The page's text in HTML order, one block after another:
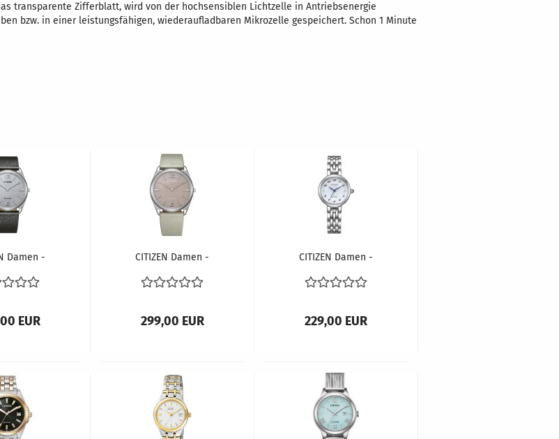
transparente Zifferblatt, wird von der hochsensiblen Lichtzelle in Antriebsenergie
bzw. in einer leistungsfähigen, wiederaufladbaren Mikrozelle gespeichert. Schon 1 Minute
Damen -
16A
EUR
CITIZEN Damen -
DRIVE AR3120-41X
299,00 EUR
CITIZEN Damen -
DRIVE EM0990-81A
229,00 EUR